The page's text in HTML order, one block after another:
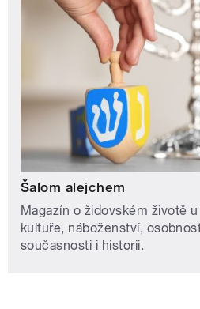
Šalom alejchem
Magazín o židovském životě
kultuře, náboženství,
současnosti i historii.